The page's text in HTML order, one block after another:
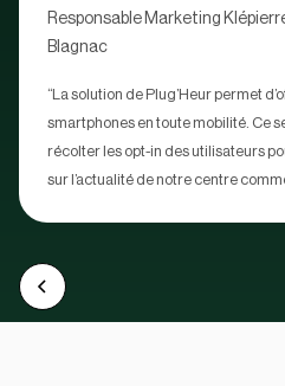
Responsable Marketing
Blagnac
“La solution de Plug’Heur permet
smartphones en toute mobilité. Ce
récolter les opt-in des utilisateurs
sur l’actualité de notre centre